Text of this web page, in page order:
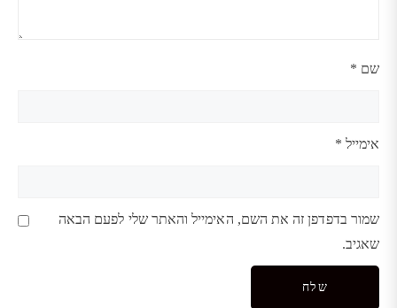
שם *
אימייל *
שמור בדפדפן זה את השם, האימייל והאתר שלי לפעם הבאה
שאגיב.